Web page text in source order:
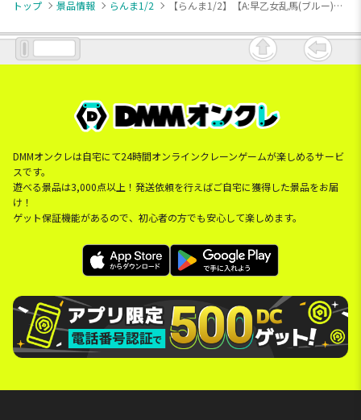
トップ
景品情報 らんま1/2 【らんま1/2】【A:早乙女乱馬(ブルー)】TVアニメ「らんま1/2」 バッグ型ミニポーチ
DMMオンクレは自宅にて24時間オンラインクレーンゲームが楽しめるサービ
スです。
遊べる景品は3,000点以上！発送依頼を行えばご自宅に獲得した景品をお届
け！
ゲット保証機能があるので、初心者の方でも安心して楽しめます。